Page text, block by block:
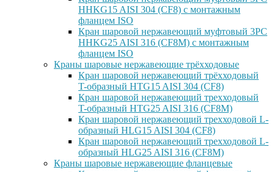
HHKG15 AISI 304 (CF8) с монтажным
фланцем ISO
Кран шаровой нержавеющий муфтовый 3PC
HHKG25 AISI 316 (CF8M) с монтажным
фланцем ISO
Краны шаровые нержавеющие трёхходовые
Кран шаровой нержавеющий трёхходовый
T-образный HTG15 AISI 304 (CF8)
Кран шаровой нержавеющий трехходовый
T-образный HTG25 AISI 316 (CF8M)
Кран шаровой нержавеющий трехходовой L-
образный HLG15 AISI 304 (CF8)
Кран шаровой нержавеющий трехходовой L-
образный HLG25 AISI 316 (CF8M)
Краны шаровые нержавеющие фланцевые